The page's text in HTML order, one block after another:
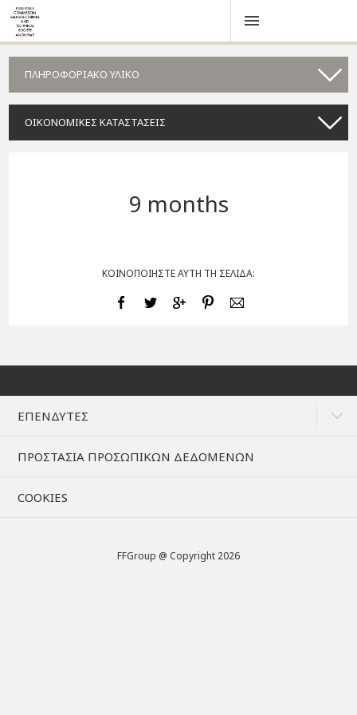
ΠΛΗΡΟΦΟΡΙΑΚΟ ΥΛΙΚΟ
ΟΙΚΟΝΟΜΙΚΕΣ ΚΑΤΑΣΤΑΣΕΙΣ
9 months
ΚΟΙΝΟΠΟΙΗΣΤΕ ΑΥΤΗ ΤΗ ΣΕΛΙΔΑ:
ΕΠΕΝΔΥΤΕΣ
ΠΡΟΣΤΑΣΙΑ ΠΡΟΣΩΠΙΚΩΝ ΔΕΔΟΜΕΝΩΝ
COOKIES
FFGroup @ Copyright 2026